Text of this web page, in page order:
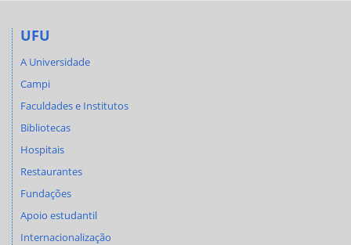
UFU
A Universidade
Campi
Faculdades e Institutos
Bibliotecas
Hospitais
Restaurantes
Fundações
Apoio estudantil
Internacionalização